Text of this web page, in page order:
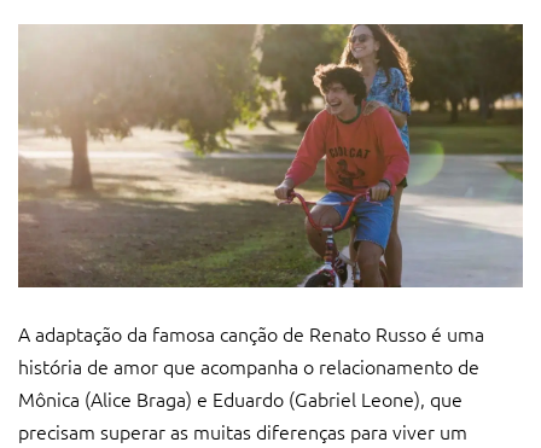
A adaptação da famosa canção de Renato Russo é uma
história de amor que acompanha o relacionamento de
Mônica (Alice Braga) e Eduardo (Gabriel Leone), que
precisam superar as muitas diferenças para viver um